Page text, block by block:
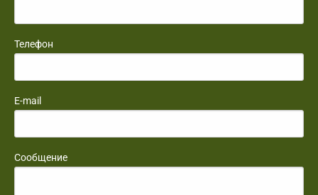
Телефон
E-mail
Сообщение